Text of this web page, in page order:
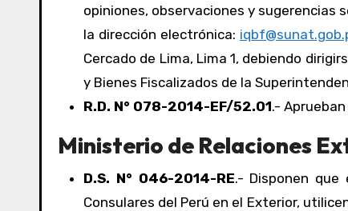
opiniones, observaciones y sugerencias
la dirección electrónica:
Cercado de Lima, Lima 1, debiendo
y Bienes Fiscalizados de la
R.D. N° 078-2014-EF/52.01.-
Ministerio de Relaciones
D.S. N° 046-2014-RE.- Disponen que
Consulares del Perú en el Exterior,